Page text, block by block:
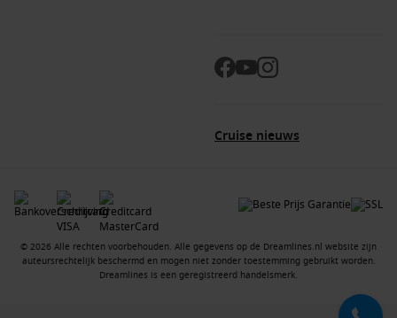
Cruise nieuws
© 2026 Alle rechten voorbehouden. Alle gegevens op de Dreamlines.nl website zijn
auteursrechtelijk beschermd en mogen niet zonder toestemming gebruikt worden.
Dreamlines is een geregistreerd handelsmerk.